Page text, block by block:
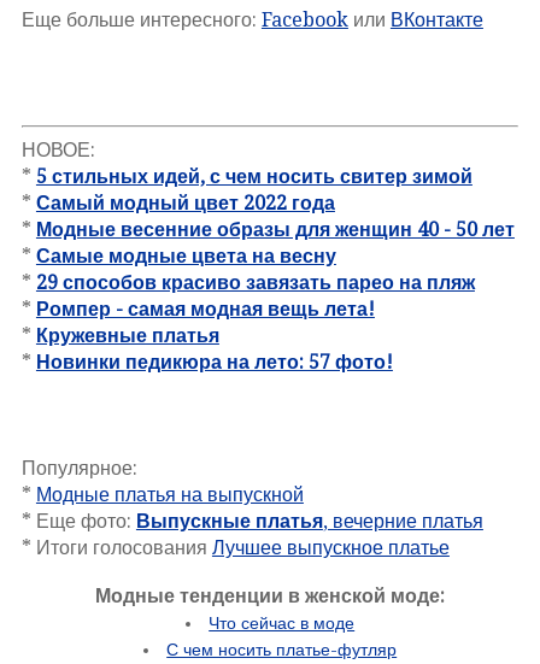
Еще больше интересного: Facebookили ВКонтакте
НОВОЕ:
* 5 стильных идей, с чем носить свитер зимой
* Самый модный цвет 2022 года
* Модные весенние образы для женщин 40 - 50 лет
* Самые модные цвета на весну
* 29 способов красиво завязать парео на пляж
* Ромпер - самая модная вещь лета!
* Кружевные платья
* Новинки педикюра на лето: 57 фото!
Популярное:
* Модные платья на выпускной
* Еще фото: Выпускные платья, вечерние платья
* Итоги голосования Лучшее выпускное платье
Модные тенденции в женской моде:
Что сейчас в моде
С чем носить платье-футляр